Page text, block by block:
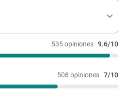
535 opiniones 9.6/10
508 opiniones 7/10